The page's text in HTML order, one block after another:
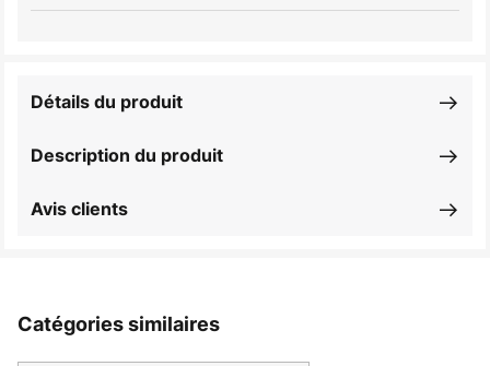
Description du produit
Détails du produit
Avis clients
Catégories similaires